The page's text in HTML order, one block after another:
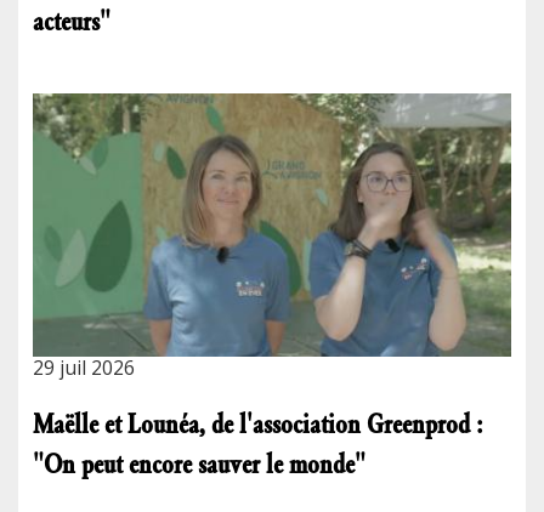
acteurs"
29 juil 2026
Maëlle et Lounéa, de l'association Greenprod :
"On peut encore sauver le monde"